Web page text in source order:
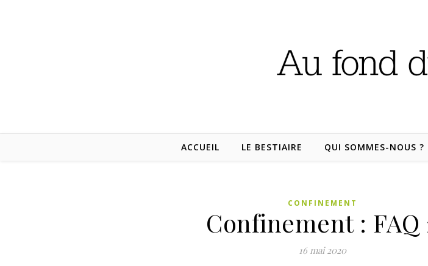
ACCUEIL LE BESTIAIRE QUI SOMMES-NOUS ?
CONFINEMENT
Confinement : FAQ
16 mai 2020